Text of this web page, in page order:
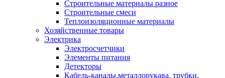
Строительные материалы разное
Строительные смеси
Теплоизоляционные материалы
Хозяйственные товары
Электрика
Электросчетчики
Элементы питания
Детекторы
Кабель-каналы,металлорукава, трубки,